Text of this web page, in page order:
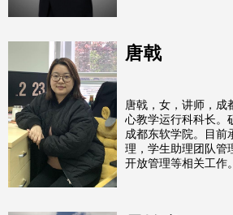
唐戟
唐戟，女，讲师，成
心教学运行科科长。
成都东软学院。目前
理，学生助理团队管
开放管理等相关工作